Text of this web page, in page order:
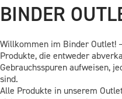
BINDER
Willkommen im Binder Outlet!
Produkte, die entweder
Gebrauchsspuren aufweisen,
sind.
Alle Produkte in unserem